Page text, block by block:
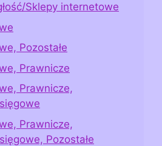
Sklepy internetowe
Pozostałe
Prawnicze
Prawnicze,
Prawnicze,
Pozostałe